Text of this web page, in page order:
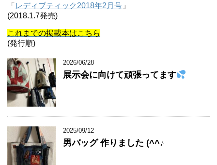
「 レディブティック2018年2月号 」
(2018.1.7発売)
これまでの掲載本はこちら
(発行順)
2026/06/28
展示会に向けて頑張ってます
2025/09/12
男バッグ 作りました (^^♪